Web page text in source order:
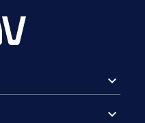
expand_more
expand_more